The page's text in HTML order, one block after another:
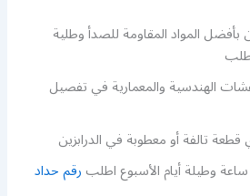
المواد المقاومة للصدأ وطلية
الهندسية والمعمارية في تفصيل
تالفة أو معطوبة في الدرابزين
رقم حداد